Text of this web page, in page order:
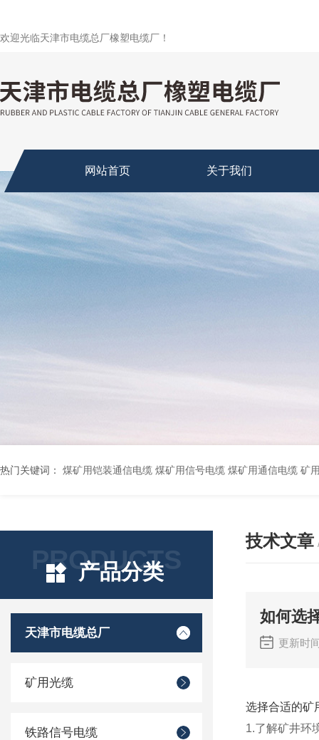
欢迎光临天津市电缆总厂橡塑电缆厂！
网站首页 关于我们
热门关键词： 煤矿用铠装通信电缆 煤矿用信号电缆 煤矿用通信电缆 矿用阻燃通信电缆 矿用监控电缆 矿用通信电缆 橡套软电缆YZ-3*1.5+1 YCW橡胶电缆3*10+1*6 船用橡套软电缆CEFR-3*2.5 煤矿用移动橡套软电缆MY3*4+1*4
PRODUCTS
产品分类
天津市电缆总厂
矿用光缆
铁路信号电缆
技术文章
如何选
更新时
选择合适的矿
1‌.了解矿井环